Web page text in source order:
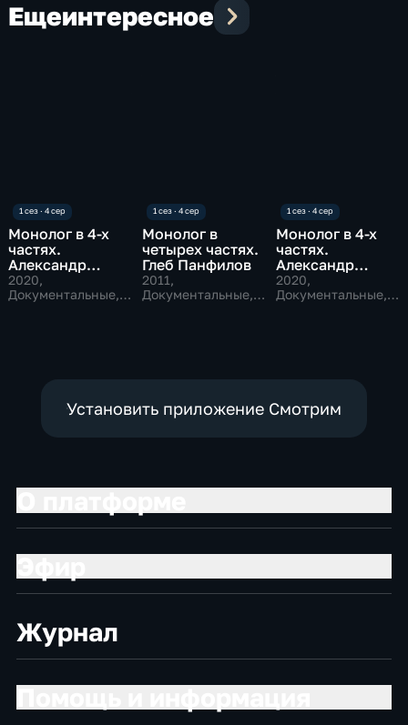
Ещеинтересное
Монолог в 4-х
частях.
Александр
Адабашьян
2020,
Документальные,
Монолог в
четырех частях.
Глеб Панфилов
2011,
Документальные,
Монолог в 4-х
частях.
Александр
Прошкин
2020,
Документальные,
Установить приложение Смотрим
Журнал